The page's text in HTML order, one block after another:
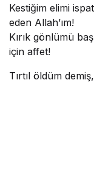
Kestiğim elimi
eden Allah’ım!
Kırık gönlümü
için affet!
Tırtıl öldüm